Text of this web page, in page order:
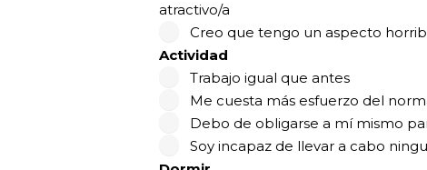
atractivo/a
Creo que tengo un aspecto
Actividad
Trabajo igual que antes
Me cuesta más esfuerzo del
Debo de obligarse a mí mismo
Soy incapaz de llevar a cabo